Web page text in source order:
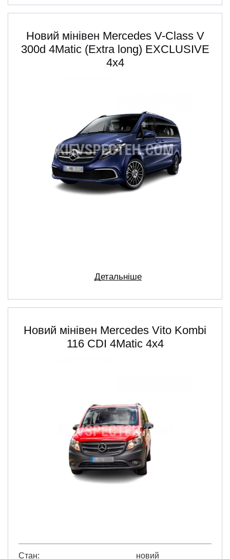
Новий мінівен Mercedes V-Class V
300d 4Matic (Extra lоng) EXCLUSIVE
4х4
Детальніше
Новий мінівен Mercedes Vito Kombi
116 CDI 4Matic 4х4
Стан новий